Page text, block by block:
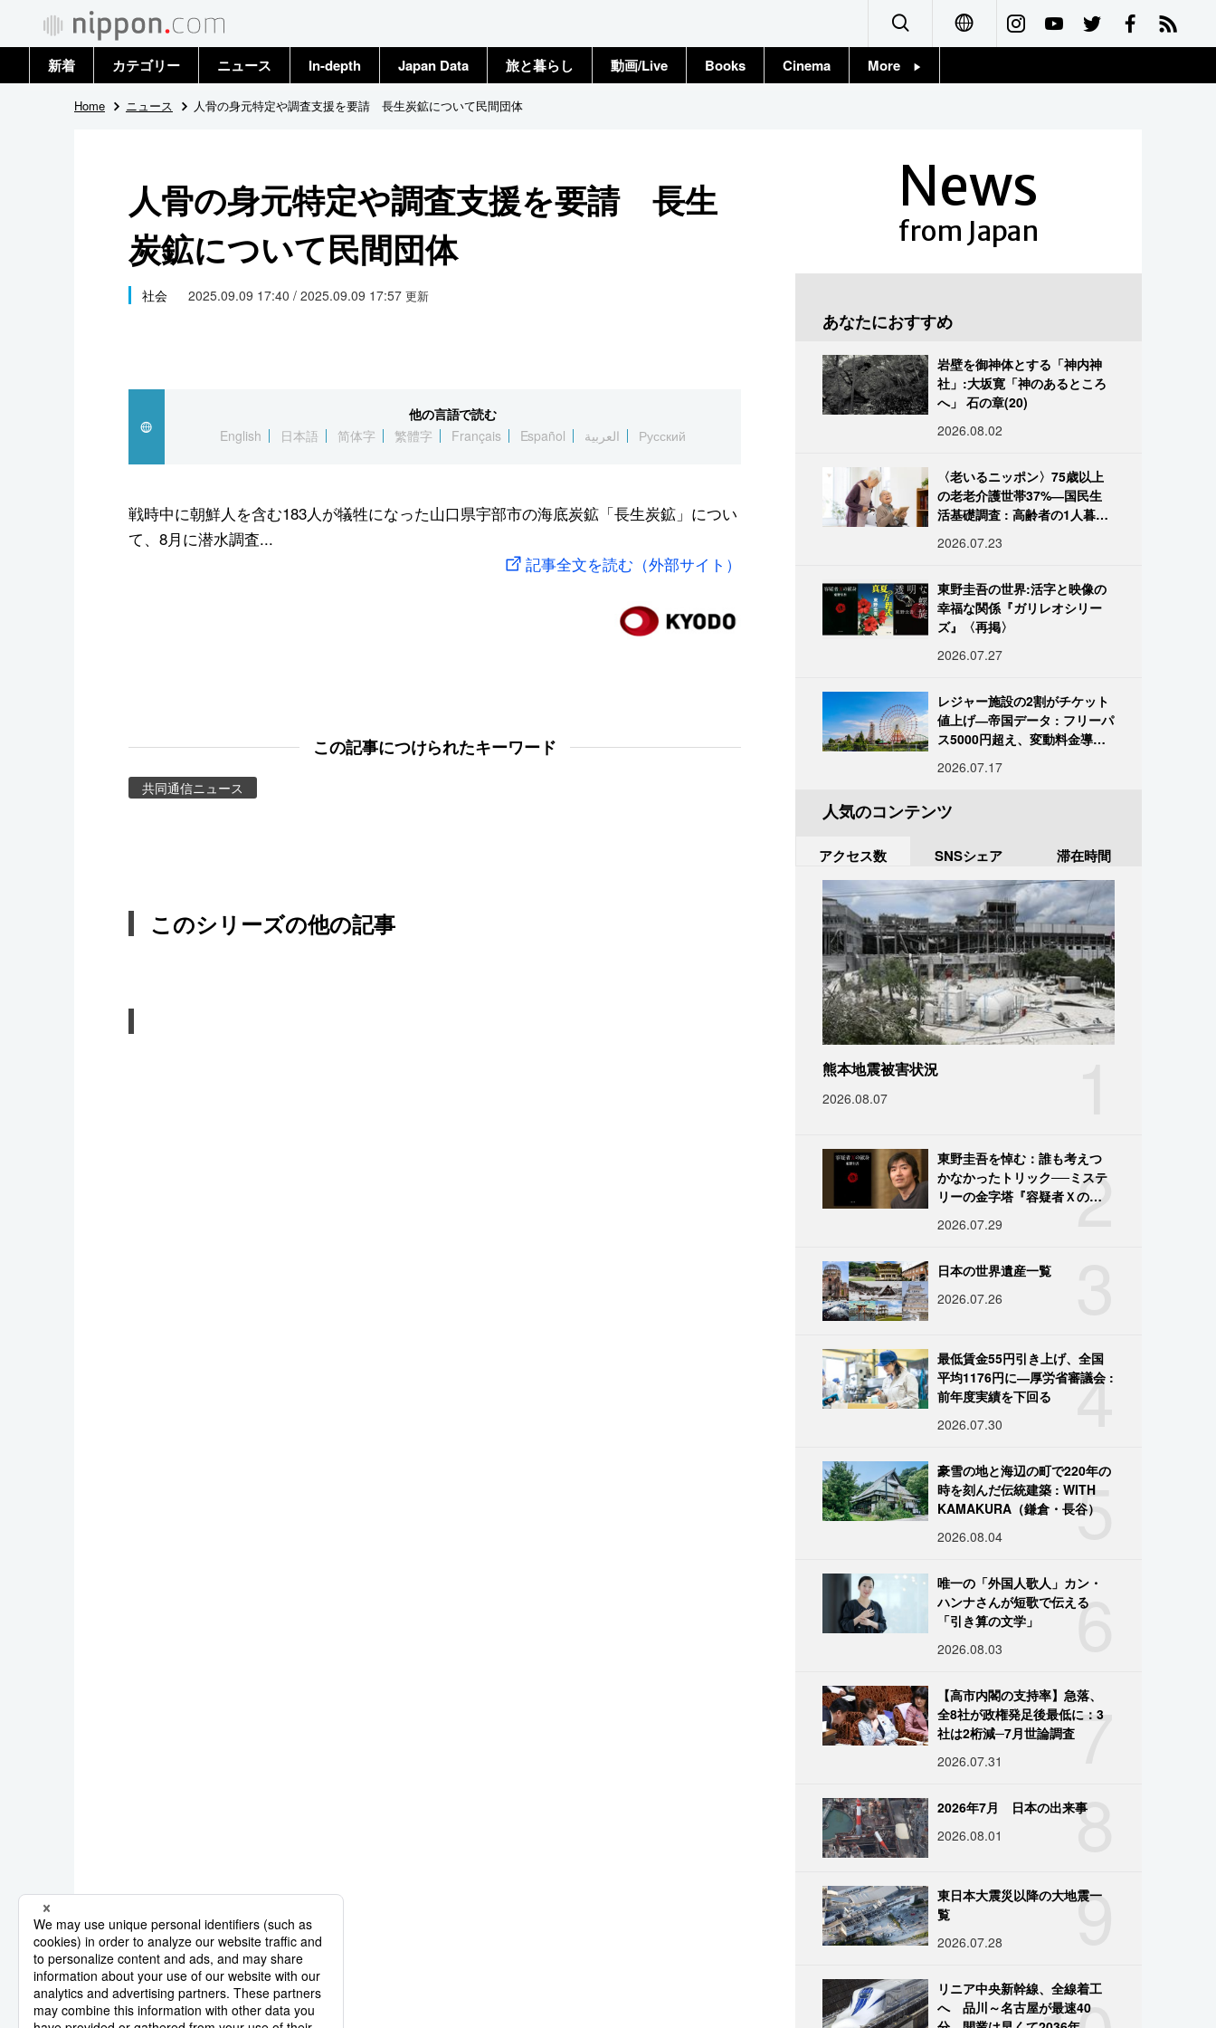
Français
新着 カテゴリー
政治・外交
社会
文化
スポーツ・東京2020
ニュース
トップ
In-depth Japan Data 旅と暮らし 動画/Live Books Cinema More
Home ニュース 人骨の身元特定や調査支援を要請 長生炭鉱について民間団体
人骨の身元特定や調査支援を要請 長生
炭鉱について民間団体
社会 2025.09.09 17:40 / 2025.09.09 17:57 更新
他の言語で読む
English
日本語 简体字 繁體字 Français Español العربية Русский
戦時中に朝鮮人を含む183人が犠牲になった山口県宇部市の海底炭鉱「長生炭鉱」につい
て、8月に潜水調査...
記事全文を読む（外部サイト）
この記事につけられたキーワード
共同通信ニュース
このシリーズの他の記事
News
from Japan
あなたにおすすめ
岩壁を御神体とする「神内神
社」:大坂寛「神のあるところ
へ」 石の章(20)
2026.08.02
〈老いるニッポン〉75歳以上
の老老介護世帯37%―国民生
活基礎調査 : 高齢者の1人暮ら
2026.07.23
東野圭吾の世界:活字と映像の
幸福な関係『ガリレオシリー
ズ』〈再掲〉
2026.07.27
レジャー施設の2割がチケット
値上げ―帝国データ : フリーパ
ス5000円超え、変動料金導入
2026.07.17
人気のコンテンツ
アクセス数 SNSシェア 滞在時間
熊本地震被害状況
2026.08.07
2
東野圭吾を悼む：誰も考えつ
かなかったトリック──ミステ
リーの金字塔『容疑者Ｘの献
2026.07.29
日本の世界遺産一覧
2026.07.26
4
最低賃金55円引き上げ、全国
平均1176円に―厚労省審議会 :
前年度実績を下回る
2026.07.30
5
豪雪の地と海辺の町で220年の
時を刻んだ伝統建築 : WITH
KAMAKURA（鎌倉・長谷）
2026.08.04
6
唯一の「外国人歌人」カン・
ハンナさんが短歌で伝える
「引き算の文学」
2026.08.03
7
【高市内閣の支持率】急落、
全8社が政権発足後最低に：3
社は2桁減─7月世論調査
2026.07.31
8
2026年7月 日本の出来事
2026.08.01
9
東日本大震災以降の大地震一
覧
2026.07.28
リニア中央新幹線、全線着工
へ 品川～名古屋が最速40